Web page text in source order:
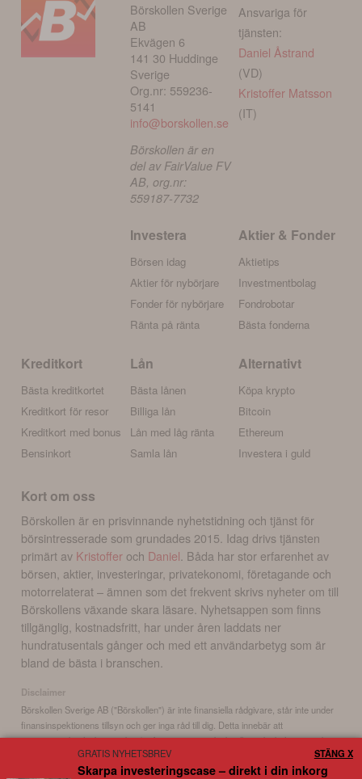
Börskollen Sverige
AB
Ekvägen 6
141 30 Huddinge
Sverige
Org.nr: 559236-
5141
info@borskollen.se
Börskollen är en
del av FairValue FV
AB, org.nr:
559187-7732
Ansvariga för
tjänsten:
Daniel Åstrand
(VD)
Kristoffer Matsson
(IT)
Investera
Börsen idag
Aktier för nybörjare
Fonder för nybörjare
Ränta på ränta
Aktier & Fonder
Aktietips
Investmentbolag
Fondrobotar
Bästa fonderna
Kreditkort
Bästa kreditkortet
Kreditkort för resor
Kreditkort med bonus
Bensinkort
Lån
Bästa lånen
Billiga lån
Lån med låg ränta
Samla lån
Alternativt
Köpa krypto
Bitcoin
Ethereum
Investera i guld
Kort om oss
Börskollen är en prisvinnande nyhetstidning och tjänst för
börsintresserade som grundades 2015. Idag drivs tjänsten
primärt av Kristoffer och Daniel . Båda har stor erfarenhet av
börsen, aktier, investeringar, privatekonomi, företagande och
motorrelaterat – ämnen som det frekvent skrivs nyheter om till
Börskollens växande skara läsare. Nyhetsappen som finns
tillgänglig, kostnadsfritt, har under åren laddats ner
hundratusentals gånger och med ett användarbetyg som är
bland de bästa i branschen.
Disclaimer
Börskollen Sverige AB ("Börskollen") är inte finansiella rådgivare, står inte under
finansinspektionens tillsyn och ger inga råd till dig. Detta innebär att
investeringsbeslut baserade på information som direkt eller indirekt härrörande
från Börskollen eller personer med koppling till Börskollen, alltid fattas
självständigt av investeraren. Börskollen frånsäger sig allt ansvar för eventuell
GRATIS NYHETSBREV
Skarpa investeringscase – direkt i din inkorg
STÄNG X